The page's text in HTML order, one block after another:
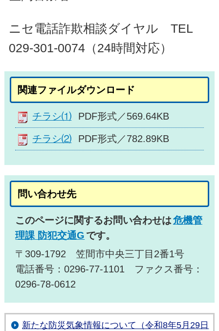
ニセ電話詐欺相談ダイヤル TEL
029-301-0074（24時間対応）
関連ファイルダウンロード
チラシ⑴ PDF形式／569.64KB
チラシ⑵ PDF形式／782.89KB
問い合わせ先
このページに関するお問い合わせは危機管
理課 防犯交通G です。
〒309-1792 笠間市中央三丁目2番1号
電話番号：0296-77-1101 ファクス番号：
0296-78-0612
新たな防災気象情報について（令和8年5月29日